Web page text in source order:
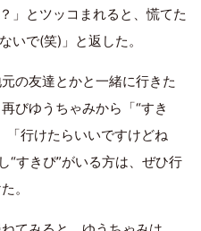
」とツッコまれると、慌てた
いで(笑)」と返した。
の友達とかと一緒に行きた
びゆうちゃみから「“すき
「行けたらいいですけどね
“すきぴ”がいる方は、ぜひ行
。